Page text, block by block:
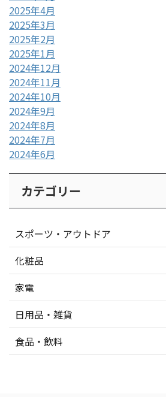
2025年4月
2025年3月
2025年2月
2025年1月
2024年12月
2024年11月
2024年10月
2024年9月
2024年8月
2024年7月
2024年6月
カテゴリー
スポーツ・アウトドア
化粧品
家電
日用品・雑貨
食品・飲料